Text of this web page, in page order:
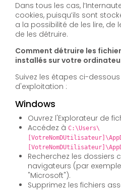
Dans tous les cas,
cookies, puisqu’ils sont
a la possibilité de les lire, de
de les détruire.
Comment détruire les
installés sur votre
Suivez les étapes ci-
d'exploitation :
Windows
Ouvrez l'Explorateur de
Accédez àC:\Users\
Recherchez les dossiers
navigateurs (par
"Microsoft").
Supprimez les fichiers